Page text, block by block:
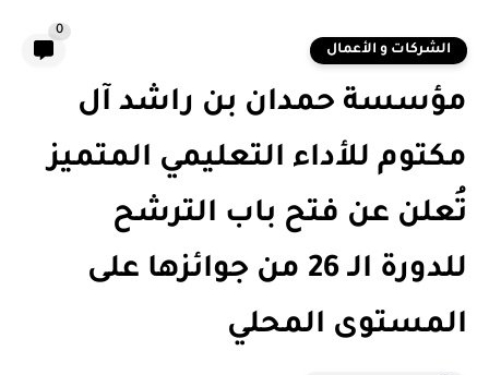
الشركات و الأعمال
0
مؤسسة حمدان بن راشد آل
مكتوم للأداء التعليمي المتميز
تُعلن عن فتح باب الترشح
للدورة الـ 26 من جوائزها على
المستوى المحلي